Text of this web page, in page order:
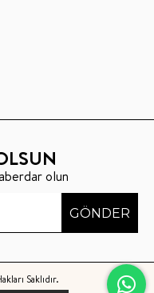
olun
GÖNDER
Saklıdır.